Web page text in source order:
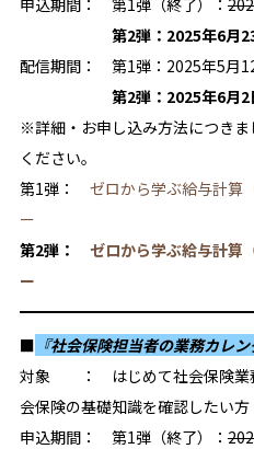
申込期間： 第1弾（終了）：
第2弾：2025年6月
配信期間： 第1弾：2025年5月
第2弾：2025年6月
※詳細・お申し込み方法につき
ください。
第1弾： ゼロから学ぶ給与計算
ー
第2弾： ゼロから学ぶ給与計算
ー
■ 『社会保険担当者の業務カレン
対象 ： はじめて社会保険業
会保険の基礎知識を確認したい方
申込期間： 第1弾（終了）：